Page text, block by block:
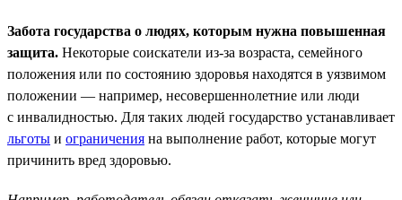
Забота государства о людях, которым нужна повышенная
защита. Некоторые соискатели из-за возраста, семейного
положения или по состоянию здоровья находятся в уязвимом
положении — например, несовершеннолетние или люди
с инвалидностью. Для таких людей государство устанавливает
льготы и ограничения на выполнение работ, которые могут
причинить вред здоровью.